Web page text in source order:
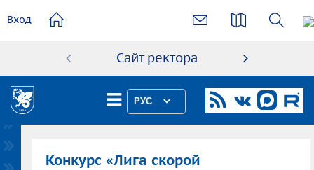
содержанию
Вход
Сайт ректора
РУС
Конкурс «Лига скорой